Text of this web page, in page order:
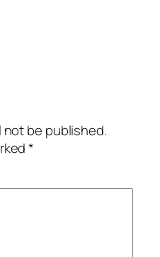
not be published.
*